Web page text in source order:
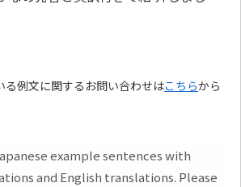
る例文に関するお問い合わせはこちらから
example sentences with
and English translations. Please